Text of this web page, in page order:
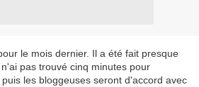
le mois dernier. Il a été fait presque
pas trouvé cinq minutes pour
les bloggeuses seront d'accord avec